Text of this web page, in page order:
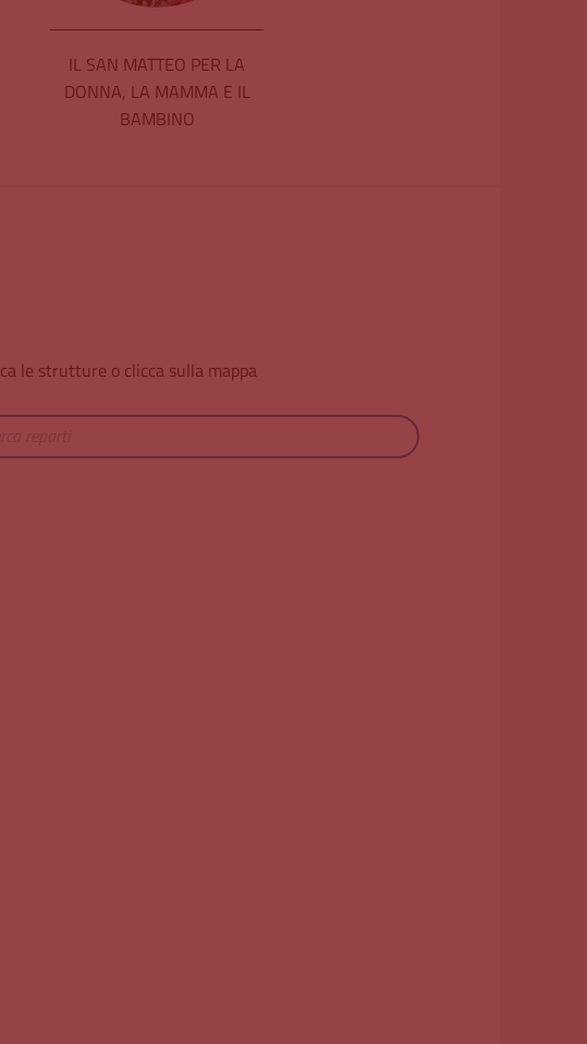
IL SAN MATTEO PER LA
DONNA, LA MAMMA E IL
BAMBINO
le strutture o clicca sulla mappa